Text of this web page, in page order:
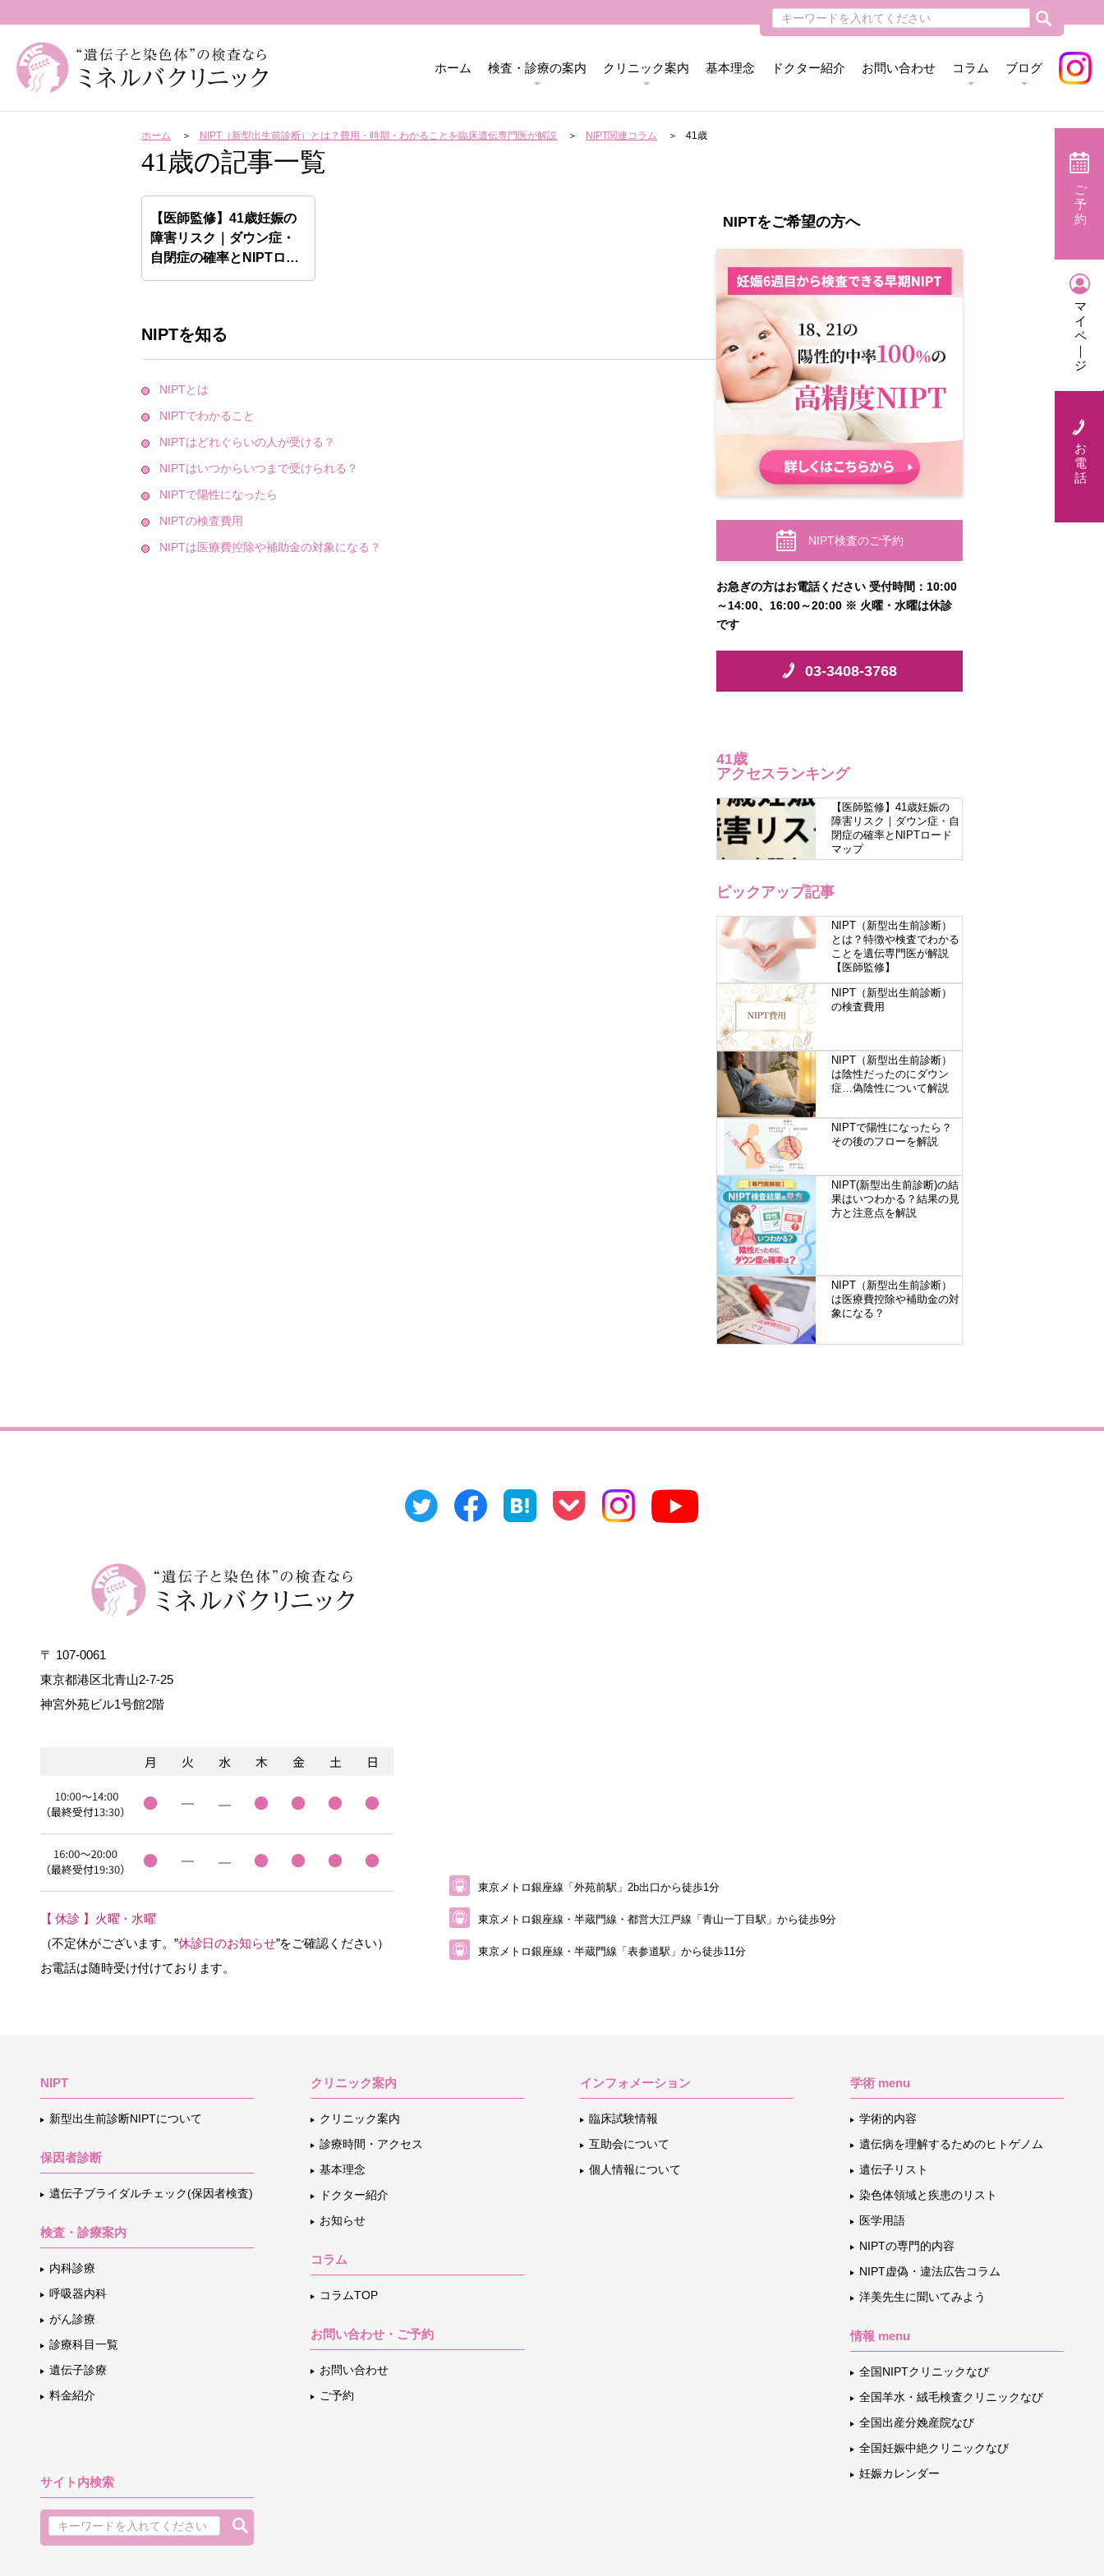
ホーム 検査・診療の案内 クリニック案内 基本理念 ドクター紹介 お問い合わせ コラム ブログ
ホーム NIPT（新型出生前診断）とは？費用・時期・わかることを臨床遺伝専門医が解説 NIPT関連コラム 41歳
41歳の記事一覧
【医師監修】41歳妊娠の
障害リスク｜ダウン症・
自閉症の確率とNIPTロ…
NIPTを知る
NIPTとは
NIPTでわかること
NIPTはどれぐらいの人が受ける？
NIPTはいつからいつまで受けられる？
NIPTで陽性になったら
NIPTの検査費用
NIPTは医療費控除や補助金の対象になる？
NIPTをご希望の方へ
NIPT検査のご予約
お急ぎの方はお電話ください 受付時間：10:00
～14:00、16:00～20:00 ※ 火曜・水曜は休診
です
03-3408-3768
41歳
アクセスランキング
【医師監修】41歳妊娠の
障害リスク｜ダウン症・自
閉症の確率とNIPTロード
マップ
ピックアップ記事
NIPT（新型出生前診断）
とは？特徴や検査でわかる
ことを遺伝専門医が解説
【医師監修】
NIPT（新型出生前診断）
の検査費用
NIPT（新型出生前診断）
は陰性だったのにダウン
症…偽陰性について解説
NIPTで陽性になったら？
その後のフローを解説
NIPT(新型出生前診断)の結
果はいつわかる？結果の見
方と注意点を解説
NIPT（新型出生前診断）
は医療費控除や補助金の対
象になる？
〒 107-0061
東京都港区北青山2-7-25
神宮外苑ビル1号館2階
【 休診 】火曜・水曜
（不定休がございます。”休診日のお知らせ”をご確認ください）
お電話は随時受け付けております。
東京メトロ銀座線「外苑前駅」2b出口から徒歩1分
東京メトロ銀座線・半蔵門線・都営大江戸線 「青山一丁目駅」から徒歩9分
東京メトロ銀座線・半蔵門線「表参道駅」から徒歩11分
NIPT
新型出生前診断NIPTについて
保因者診断
遺伝子ブライダルチェック(保因者検査)
検査・診療案内
内科診療
呼吸器内科
がん診療
診療科目一覧
遺伝子診療
料金紹介
サイト内検索
クリニック案内
クリニック案内
診療時間・アクセス
基本理念
ドクター紹介
お知らせ
コラム
コラムTOP
お問い合わせ・ご予約
お問い合わせ
ご予約
インフォメーション
臨床試験情報
互助会について
個人情報について
学術 menu
学術的内容
遺伝病を理解するためのヒトゲノム
遺伝子リスト
染色体領域と疾患のリスト
医学用語
NIPTの専門的内容
NIPT虚偽・違法広告コラム
洋美先生に聞いてみよう
情報 menu
全国NIPTクリニックなび
全国羊水・絨毛検査クリニックなび
全国出産分娩産院なび
全国妊娠中絶クリニックなび
妊娠カレンダー
ご
予
約
マ
イ
ペ
｜
ジ
お
電
話